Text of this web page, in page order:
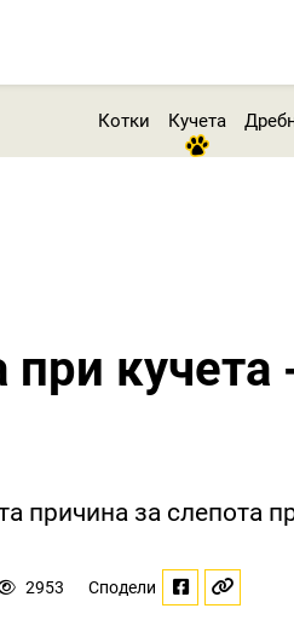
Котки Кучета
при
причина за слепота
2953 Сподели